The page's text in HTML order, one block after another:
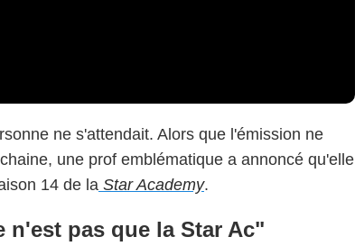
ne s'attendait. Alors que l'émission ne
une prof emblématique a annoncé qu'elle
14 de la Star Academy.
n'est pas que la Star Ac"